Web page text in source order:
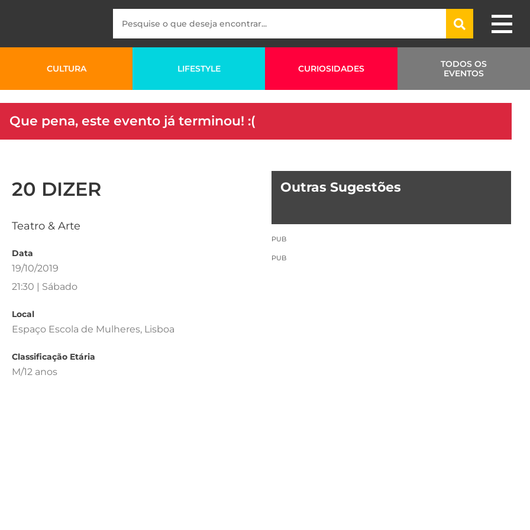
CULTURA LIFESTYLE CURIOSIDADES
TODOS OS
EVENTOS
Que pena, este evento já terminou! :(
20 DIZER
Teatro & Arte
Data
19/10/2019
21:30 | Sábado
Local
Espaço Escola de Mulheres, Lisboa
Classificação Etária
M/12 anos
Outras Sugestões
PUB
PUB